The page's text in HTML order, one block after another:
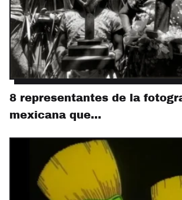
8 representantes de la
mexicana que…